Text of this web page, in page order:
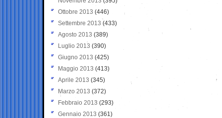
Ottobre 2013 (446)
Settembre 2013 (433)
Agosto 2013 (389)
Luglio 2013 (390)
Giugno 2013 (425)
Maggio 2013 (413)
Aprile 2013 (345)
Marzo 2013 (372)
Febbraio 2013 (293)
Gennaio 2013 (361)